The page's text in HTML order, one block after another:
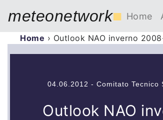
meteonetwork■ Home
Home › Outlook NAO inverno
04.06.2012 - Comitato Tecnico
Outlook NAO